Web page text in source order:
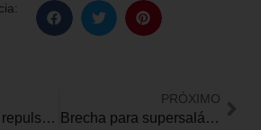
Carta Aberta de repulsa a deslealdade do Deputado Federal Reginaldo Lopes de MG
PRÓXIMO
Brecha para supersalário e exigências absurdas para o BPC: decisão da Câmara afeta pessoas com deficiência